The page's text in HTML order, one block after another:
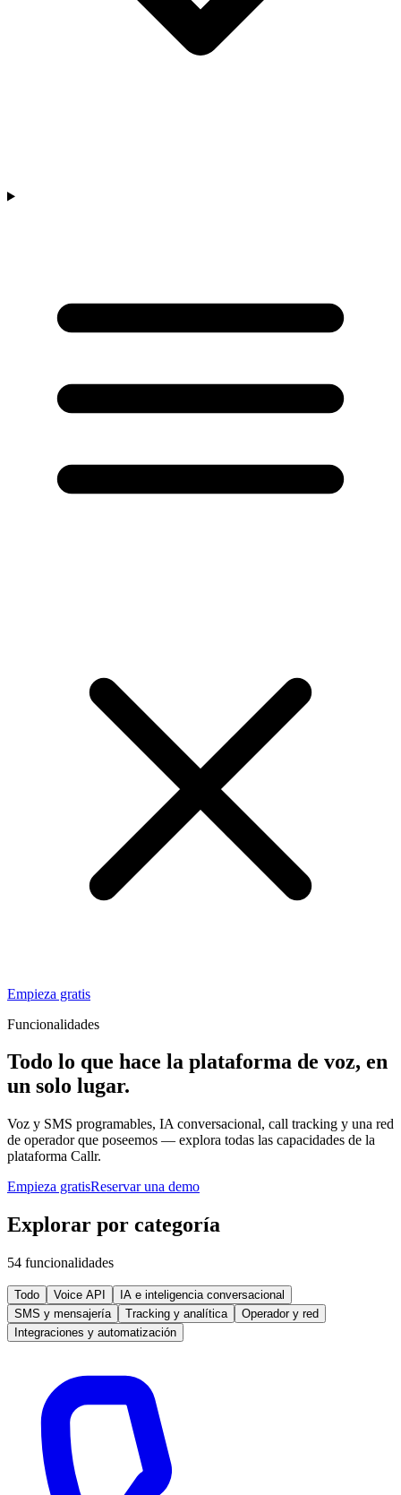
Empieza gratis
Funcionalidades
Todo lo que hace la plataforma de voz, en
un solo lugar.
Voz y SMS programables, IA conversacional, call tracking y una red
de operador que poseemos — explora todas las capacidades de la
plataforma Callr.
Empieza gratisReservar una demo
Explorar por categoría
54 funcionalidades
Todo Voice API
IA e inteligencia conversacional
SMS y mensajería
Tracking y analítica
Operador y red
Integraciones y automatización